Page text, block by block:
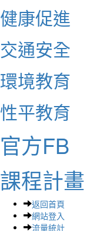
健康促進
交通安全
環境教育
性平教育
官方FB
課程計畫
返回首頁
網站登入
流量統計